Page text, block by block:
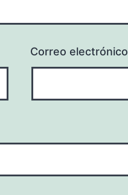
Correo electrónico